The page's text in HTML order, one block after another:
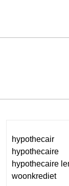
hypothecair
hypothecaire
hypothecaire
woonkrediet